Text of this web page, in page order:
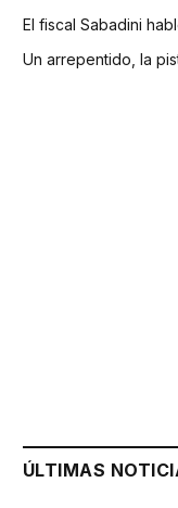
El fiscal Sabadini
Un arrepentido, la
ÚLTIMAS